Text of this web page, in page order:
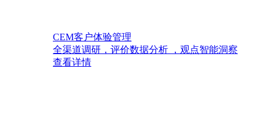
CEM客户体验管理
全渠道调研，评价数据分析 ，观点智能洞察
查看详情